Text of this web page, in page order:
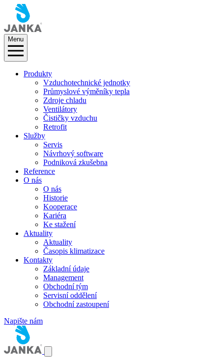
Menu
Produkty
Vzduchotechnické jednotky
Průmyslové výměníky tepla
Zdroje chladu
Ventilátory
Čističky vzduchu
Retrofit
Služby
Servis
Návrhový software
Podniková zkušebna
Reference
O nás
O nás
Historie
Kooperace
Kariéra
Ke stažení
Aktuality
Aktuality
Časopis klimatizace
Kontakty
Základní údaje
Management
Obchodní tým
Servisní oddělení
Obchodní zastoupení
Napište nám